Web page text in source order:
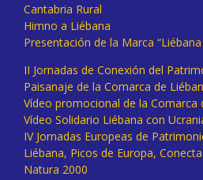
Cantabria Rural
Himno a Liébana
Presentación de la Marca
II Jornadas de Conexión del
Paisanaje de la Comarca de
Vídeo promocional de la Comarca
Vídeo Solidario Liébana con
IV Jornadas Europeas de
Liébana, Picos de Europa,
Natura 2000